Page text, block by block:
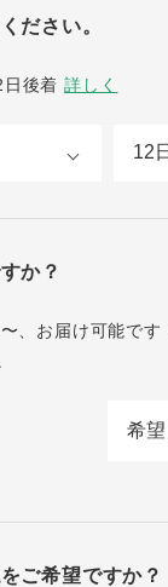
ださい。
日後着詳しく
か？
、お届け可能で
ご希望ですか？